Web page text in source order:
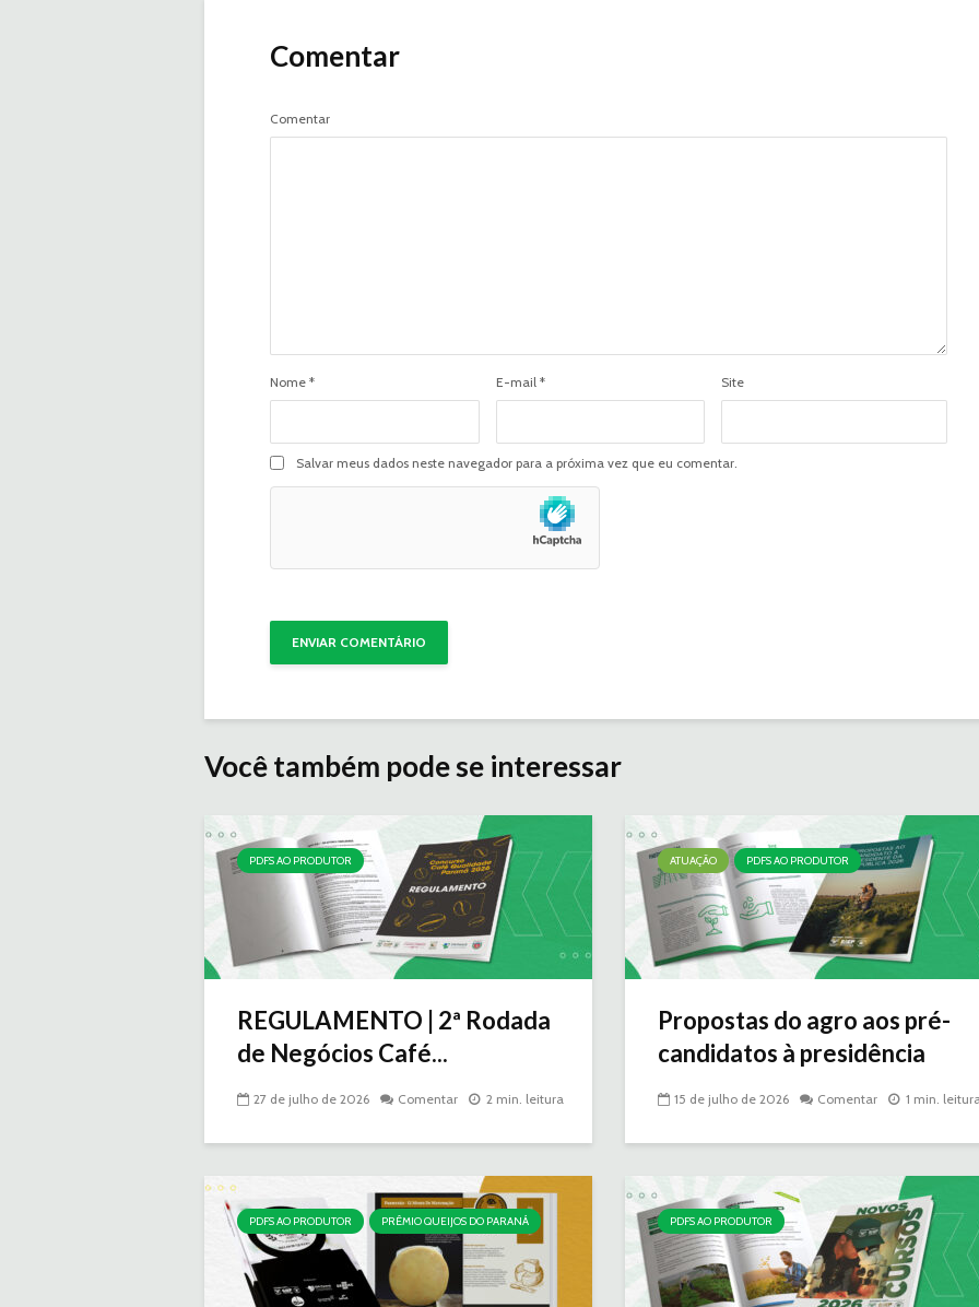
Comentar
Comentar
Nome * E-mail * Site
Salvar meus dados neste navegador para a próxima vez que eu comentar.
Você também pode se interessar
PDFS AO PRODUTOR
REGULAMENTO | 2ª Rodada
de Negócios Café...
27 de julho de 2026 Comentar 2 min. leitura
ATUAÇÃO PDFS AO PRODUTOR
Propostas do agro aos pré-
candidatos à presidência
15 de julho de 2026 Comentar 1 min.
PDFS AO PRODUTOR PRÊMIO QUEIJOS DO PARANÁ PDFS AO PRODUTOR